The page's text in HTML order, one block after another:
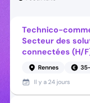
Technico-
Secteur des
connectées (H/
Rennes
Il y a 24 jours